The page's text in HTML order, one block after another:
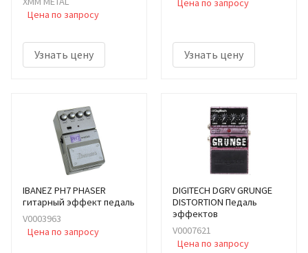
Цена по запросу
Узнать цену
Цена по запросу
Узнать цену
IBANEZ PH7 PHASER
гитарный эффект педаль
V0003963
Цена по запросу
DIGITECH DGRV GRUNGE
DISTORTION Педаль
эффектов
V0007621
Цена по запросу